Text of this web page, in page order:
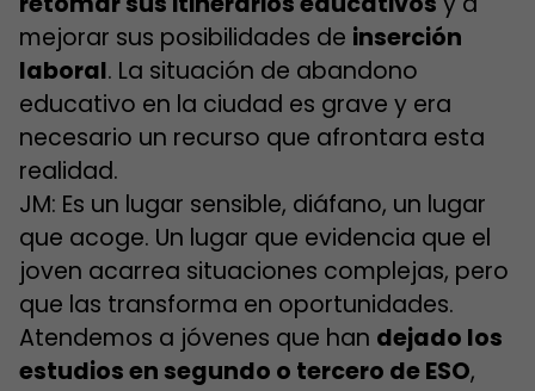
mejorar sus posibilidades de inserción
laboral. La situación de abandono
educativo en la ciudad es grave y era
necesario un recurso que afrontara esta
realidad.
JM: Es un lugar sensible, diáfano, un lugar
que acoge. Un lugar que evidencia que el
joven acarrea situaciones complejas, pero
que las transforma en oportunidades.
Atendemos a jóvenes que han dejado los
estudios en segundo o tercero de ESO,